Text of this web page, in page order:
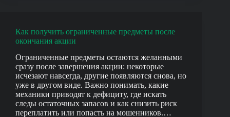
через
Telegram-
Как получить ограниченные предметы после
окончания акции
Ограниченные предметы остаются желанными
сразу после завершения акции: некоторые
исчезают навсегда, другие появляются снова, но
уже в другом виде. Важно понимать, какие
механики приводят к дефициту, где искать
следы остаточных запасов и как снизить риск
переплатить или попасть на мошенников.…